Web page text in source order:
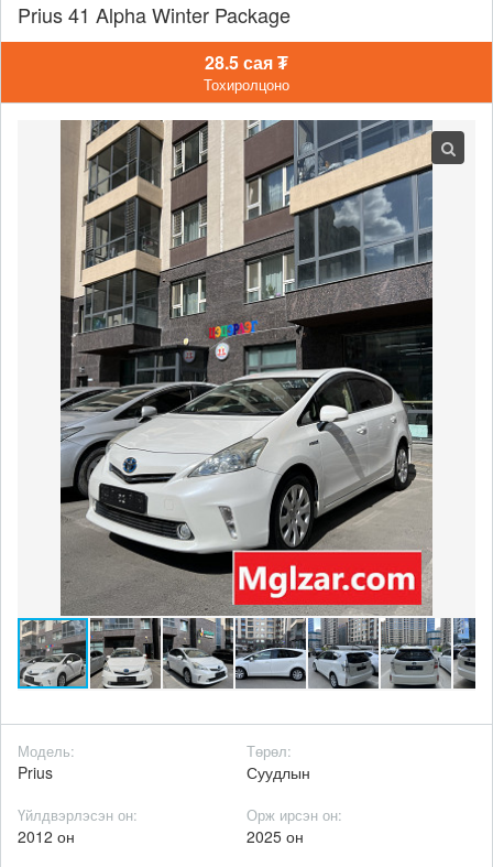
Prius 41 Alpha Winter Package
28.5 сая ₮
Тохиролцоно
Модель:
Prius
Төрөл:
Суудлын
Үйлдвэрлэсэн он:
2012 он
Орж ирсэн он:
2025 он